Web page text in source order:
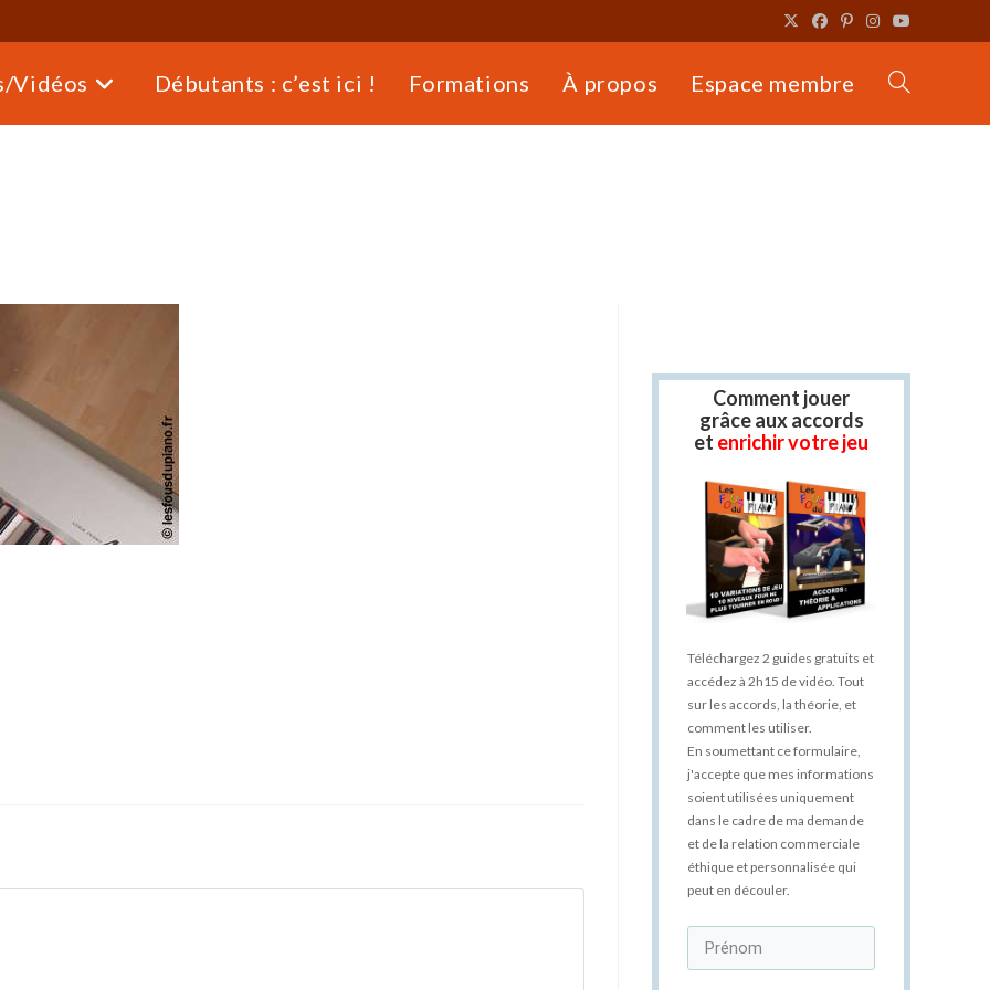
Vidéos Débutants : c’est ici ! Formations À propos Espace membre Toggle
Comment jouer
grâce aux accords
et enrichir votre jeu
Téléchargez 2 guides gratuits et
accédez à 2h15 de vidéo. Tout
sur les accords, la théorie, et
comment les utiliser.
En soumettant ce formulaire,
j'accepte que mes informations
soient utilisées uniquement
dans le cadre de ma demande
et de la relation commerciale
éthique et personnalisée qui
peut en découler.